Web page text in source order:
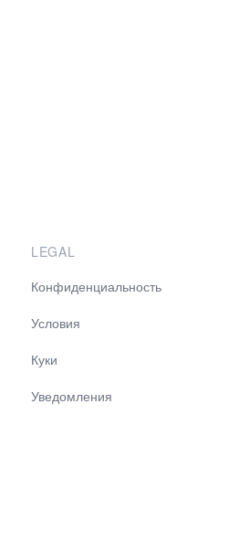
LEGAL
Конфиденциальность
Условия
Куки
Уведомления